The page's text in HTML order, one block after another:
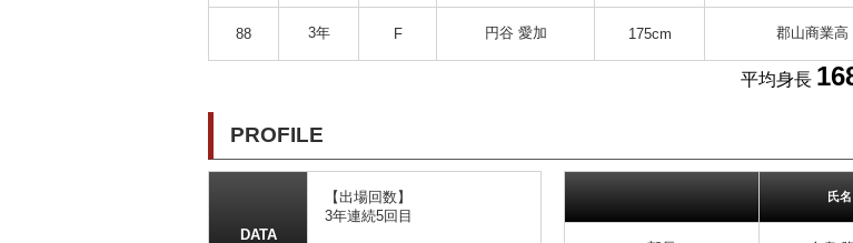
88 3年 F 円谷 愛加 175cm 郡山商業高
平均身長
PROFILE
DATA
【出場回数】
3年連続5回目
氏名